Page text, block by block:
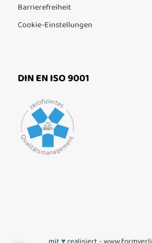
Barrierefreiheit
Cookie-Einstellungen
DIN EN ISO 9001